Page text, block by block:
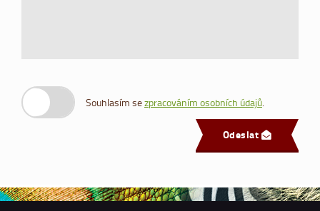
Souhlasím sezpracováním osobních údajů
Odeslat